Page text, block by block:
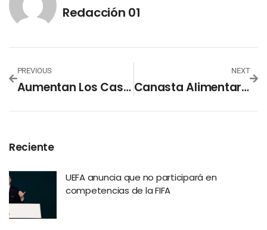
Redacción 01
PREVIOUS
Aumentan Los Casos De Dengue En El Salvador
NEXT
Canasta Alimentaria Urbana Baja Y La Rural Sube A Su Nivel Más Alto En El Salvador
Reciente
UEFA anuncia que no participará en
competencias de la FIFA